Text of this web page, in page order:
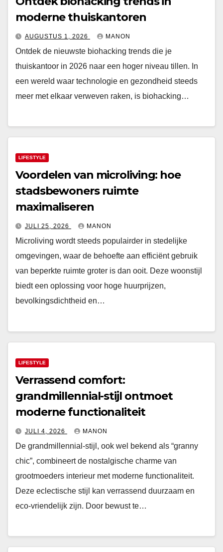
moderne thuiskantoren
AUGUSTUS 1, 2026 MANON
Ontdek de nieuwste biohacking trends die je
thuiskantoor in 2026 naar een hoger niveau tillen. In
een wereld waar technologie en gezondheid steeds
meer met elkaar verweven raken, is biohacking…
LIFESTYLE
Voordelen van microliving: hoe
stadsbewoners ruimte
maximaliseren
JULI 25, 2026 MANON
Microliving wordt steeds populairder in stedelijke
omgevingen, waar de behoefte aan efficiënt gebruik
van beperkte ruimte groter is dan ooit. Deze woonstijl
biedt een oplossing voor hoge huurprijzen,
bevolkingsdichtheid en…
LIFESTYLE
Verrassend comfort:
grandmillennial-stijl ontmoet
moderne functionaliteit
JULI 4, 2026 MANON
De grandmillennial-stijl, ook wel bekend als “granny
chic”, combineert de nostalgische charme van
grootmoeders interieur met moderne functionaliteit.
Deze eclectische stijl kan verrassend duurzaam en
eco-vriendelijk zijn. Door bewust te…